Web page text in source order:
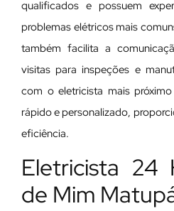
qualificados e possuem
problemas elétricos mais
também facilita a
visitas para inspeções e
com o eletricista mais
rápido e personalizado,
eficiência.
Eletricista 24
de Mim